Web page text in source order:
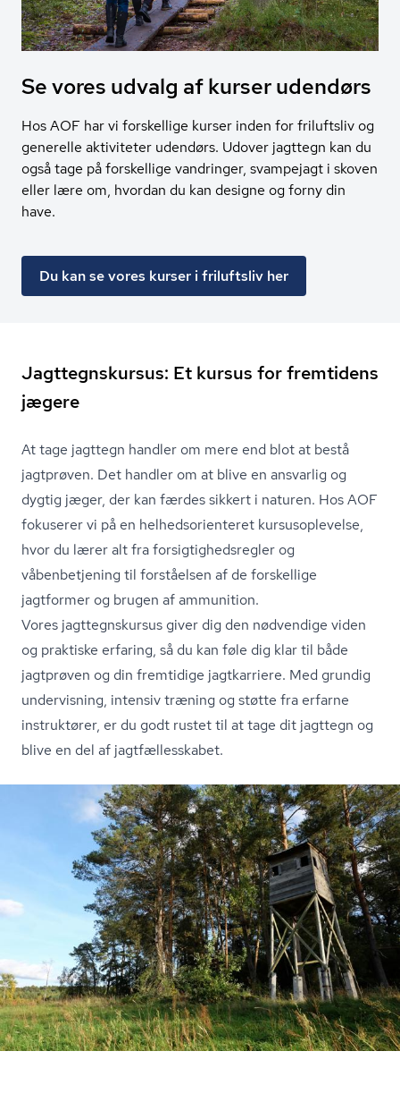
Se vores udvalg af kurser udendørs
Hos AOF har vi forskellige kurser inden for friluftsliv og
generelle aktiviteter udendørs. Udover jagttegn kan du
også tage på forskellige vandringer, svampejagt i skoven
eller lære om, hvordan du kan designe og forny din
have.
Du kan se vores kurser i friluftsliv her
Jagttegnskursus: Et kursus for fremtidens
jægere
At tage jagttegn handler om mere end blot at bestå
jagtprøven. Det handler om at blive en ansvarlig og
dygtig jæger, der kan færdes sikkert i naturen. Hos AOF
fokuserer vi på en hel­heds­o­ri­en­te­ret kur­su­s­op­le­vel­se,
hvor du lærer alt fra for­sig­tig­heds­reg­ler og
våbenbetjening til forståelsen af de forskellige
jagtformer og brugen af ammunition.
Vores jagt­tegn­s­kur­sus giver dig den nødvendige viden
og praktiske erfaring, så du kan føle dig klar til både
jagtprøven og din fremtidige jagtkarriere. Med grundig
undervisning, intensiv træning og støtte fra erfarne
instruktører, er du godt rustet til at tage dit jagttegn og
blive en del af jagt­fæl­les­ska­bet.